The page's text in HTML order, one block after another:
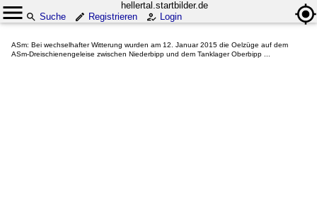
hellertal.startbilder.de
Suche
Registrieren Login
ASm: Bei wechselhafter Witterung wurden am 12. Januar 2015 die Oelzüge auf dem
ASm-Dreischienengeleise zwischen Niederbipp und dem Tanklager Oberbipp ...